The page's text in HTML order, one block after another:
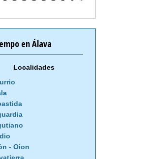
en Álava
Localidades
- Oion